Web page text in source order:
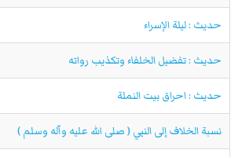
حديث : ليلة الإسراء
حديث : تفضيل الخلفاء وتكذيب رواته
حديث : احراق بيت النملة
نسبة الخلاف إلى النبي ( صلى الله عليه وآله وسلم )